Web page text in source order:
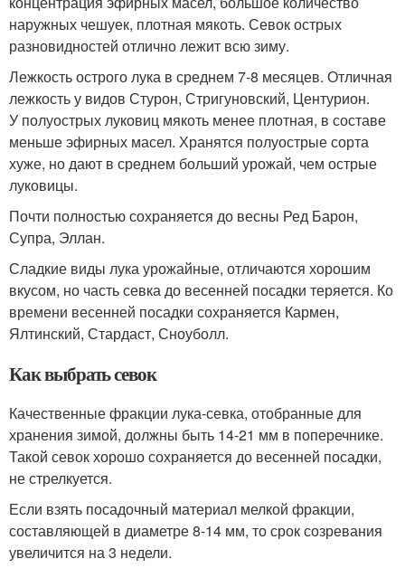
наружных чешуек, плотная мякоть. Севок острых
разновидностей отлично лежит всю зиму.
Лежкость острого лука в среднем 7-8 месяцев. Отличная
лежкость у видов Стурон, Стригуновский, Центурион.
У полуострых луковиц мякоть менее плотная, в составе
меньше эфирных масел. Хранятся полуострые сорта
хуже, но дают в среднем больший урожай, чем острые
луковицы.
Почти полностью сохраняется до весны Ред Барон,
Супра, Эллан.
Сладкие виды лука урожайные, отличаются хорошим
вкусом, но часть севка до весенней посадки теряется. Ко
времени весенней посадки сохраняется Кармен,
Ялтинский, Стардаст, Сноуболл.
Как выбрать севок
Качественные фракции лука-севка, отобранные для
хранения зимой, должны быть 14-21 мм в поперечнике.
Такой севок хорошо сохраняется до весенней посадки,
не стрелкуется.
Если взять посадочный материал мелкой фракции,
составляющей в диаметре 8-14 мм, то срок созревания
увеличится на 3 недели.